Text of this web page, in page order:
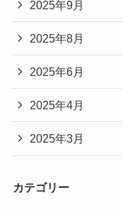
2025年9月
2025年8月
2025年6月
2025年4月
2025年3月
カテゴリー